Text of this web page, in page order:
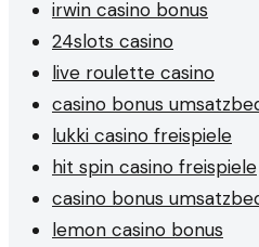
irwin casino bonus
24slots casino
live roulette casino
casino bonus
lukki casino freispiele
hit spin casino freispiele
casino bonus
lemon casino bonus